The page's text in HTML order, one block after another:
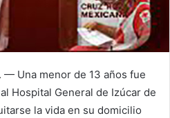
— Una menor de 13 años fue
Hospital General de Izúcar de
la vida en su domicilio